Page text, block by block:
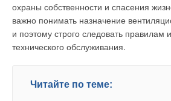
охраны собственности и спасения
важно понимать назначение
и поэтому строго следовать правилам
технического обслуживания.
Читайте по теме: